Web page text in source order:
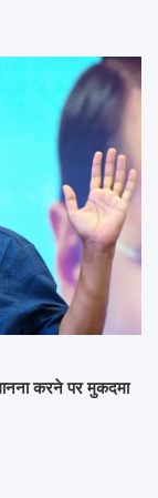
करने पर मुकदमा